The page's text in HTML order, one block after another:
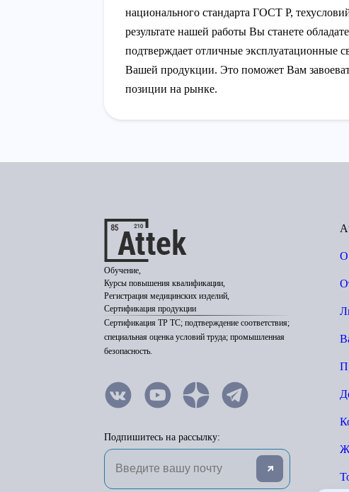
национального стандарта ГОСТ Р,
результате нашей работы Вы станете
подтверждает отличные эксплуатационные
Вашей продукции. Это поможет Вам
позиции на рынке.
Обучение,
Курсы повышения квалификации,
Регистрация медицинских изделий,
Сертификация продукции
Сертификация ТР ТС; подтверждение соответствия;
специальная оценка условий труда; промышленная
безопасность.
Подпишитесь на рассылку:
О